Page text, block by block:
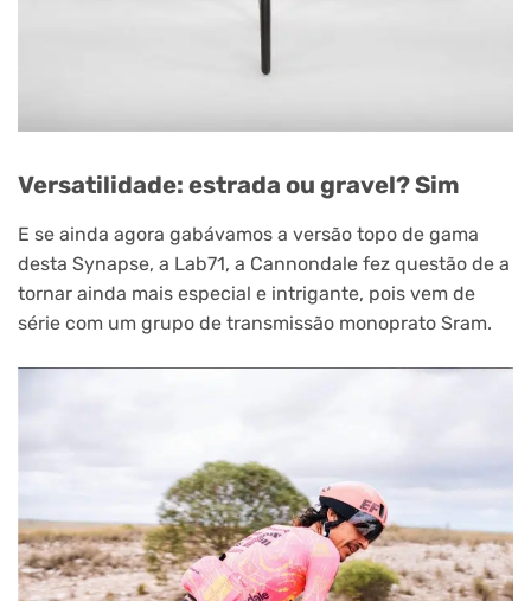
Versatilidade: estrada ou gravel? Sim
E se ainda agora gabávamos a versão topo de gama
desta Synapse, a Lab71, a Cannondale fez questão de a
tornar ainda mais especial e intrigante, pois vem de
série com um grupo de transmissão monoprato Sram.